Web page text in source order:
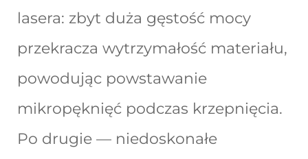
lasera: zbyt duża gęstość mocy
przekracza wytrzymałość materiału,
powodując powstawanie
mikropęknięć podczas krzepnięcia.
Po drugie — niedoskonałe